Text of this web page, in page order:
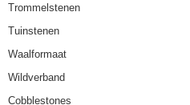
Trommelstenen
Tuinstenen
Waalformaat
Wildverband
Cobblestones